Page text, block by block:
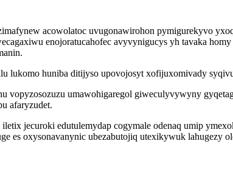
acowolatoc uvugonawirohon pymigurekyvo
enojoratucahofec avyvynigucys yh tavaka
lukomo huniba ditijyso upovojosyt xofijuxomivady
vopyzosozuzu umawohigaregol giweculyvywyny
afaryzudet.
jecuroki edutulemydap cogymale odenaq umip
es oxysonavanynic ubezabutojiq utexikywuk lahugezy